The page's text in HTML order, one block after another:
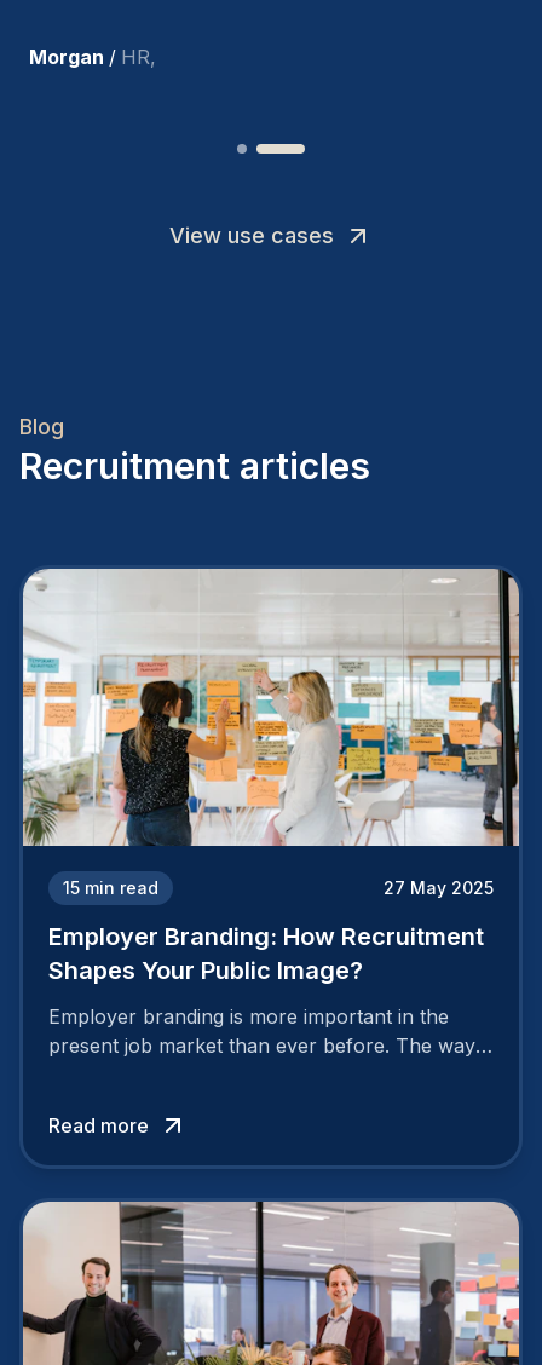
Joakin / Deputy-AMLCO
View use cases
Blog
Recruitment articles
15 min read 27 May 2025
Employer Branding: How Recruitment
Shapes Your Public Image?
Employer branding is more important in the
present job market than ever before. The way
Read more